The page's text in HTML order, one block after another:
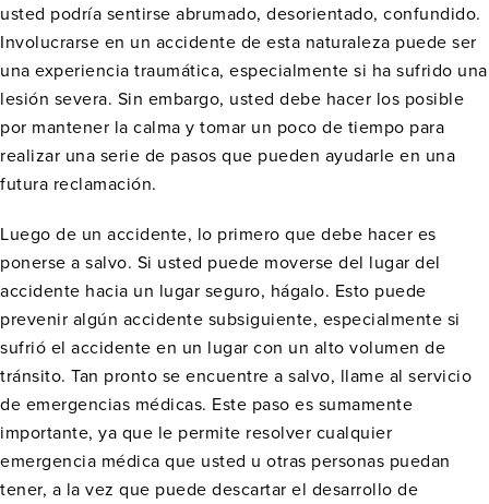
usted podría sentirse abrumado, desorientado, confundido.
Involucrarse en un accidente de esta naturaleza puede ser
una experiencia traumática, especialmente si ha sufrido una
lesión severa. Sin embargo, usted debe hacer los posible
por mantener la calma y tomar un poco de tiempo para
realizar una serie de pasos que pueden ayudarle en una
futura reclamación.
Luego de un accidente, lo primero que debe hacer es
ponerse a salvo. Si usted puede moverse del lugar del
accidente hacia un lugar seguro, hágalo. Esto puede
prevenir algún accidente subsiguiente, especialmente si
sufrió el accidente en un lugar con un alto volumen de
tránsito. Tan pronto se encuentre a salvo, llame al servicio
de emergencias médicas. Este paso es sumamente
importante, ya que le permite resolver cualquier
emergencia médica que usted u otras personas puedan
tener, a la vez que puede descartar el desarrollo de